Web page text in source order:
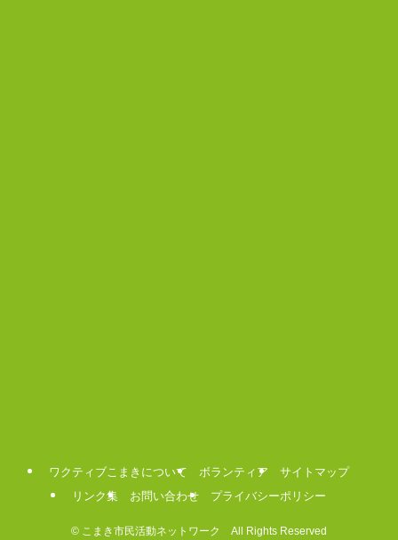
ワクティブこまきについて ボランティア
サイトマップ
リンク集
お問い合わせ プライバシーポリシー
© こまき市民活動ネットワーク All Rights Reserved